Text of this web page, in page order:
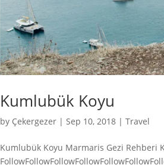
Kumlubük Koyu
by Çekergezer | Sep 10, 2018 |Travel
Kumlubük Koyu Marmaris Gezi Rehberi